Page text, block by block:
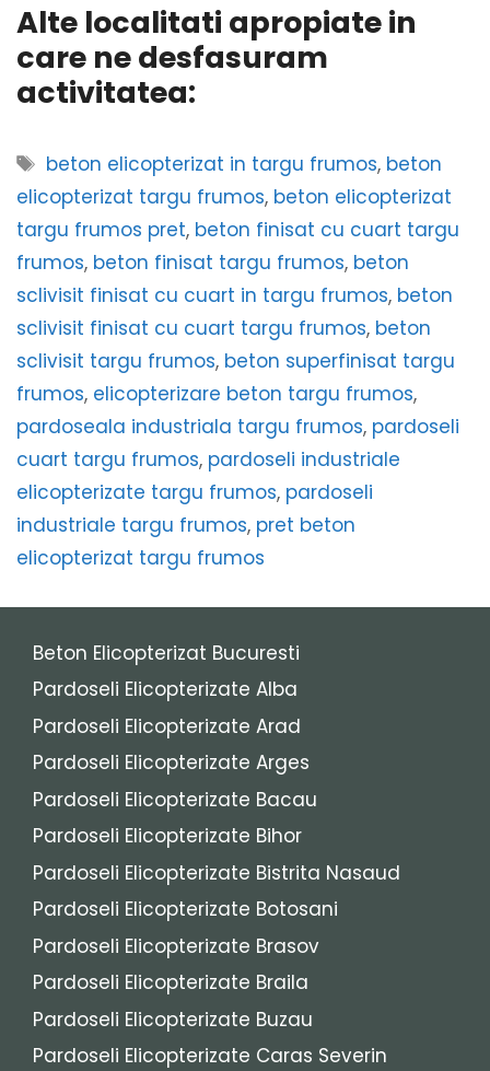
Alte localitati apropiate in
care ne desfasuram
activitatea:
Etichete
beton elicopterizat in targu frumos, beton
elicopterizat targu frumos, beton elicopterizat
targu frumos pret, beton finisat cu cuart targu
frumos, beton finisat targu frumos, beton
sclivisit finisat cu cuart in targu frumos, beton
sclivisit finisat cu cuart targu frumos, beton
sclivisit targu frumos, beton superfinisat targu
frumos, elicopterizare beton targu frumos,
pardoseala industriala targu frumos, pardoseli
cuart targu frumos, pardoseli industriale
elicopterizate targu frumos, pardoseli
industriale targu frumos, pret beton
elicopterizat targu frumos
Beton Elicopterizat Bucuresti
Pardoseli Elicopterizate Alba
Pardoseli Elicopterizate Arad
Pardoseli Elicopterizate Arges
Pardoseli Elicopterizate Bacau
Pardoseli Elicopterizate Bihor
Pardoseli Elicopterizate Bistrita Nasaud
Pardoseli Elicopterizate Botosani
Pardoseli Elicopterizate Brasov
Pardoseli Elicopterizate Braila
Pardoseli Elicopterizate Buzau
Pardoseli Elicopterizate Caras Severin